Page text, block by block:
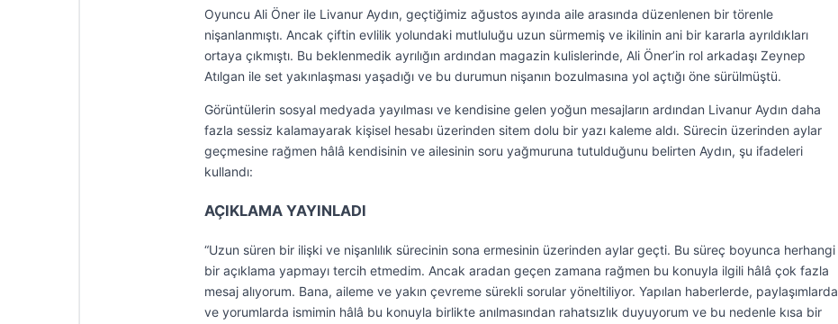
Oyuncu Ali Öner ile Livanur Aydın, geçtiğimiz ağustos ayında aile arasında düzenlenen bir törenle
nişanlanmıştı. Ancak çiftin evlilik yolundaki mutluluğu uzun sürmemiş ve ikilinin ani bir kararla ayrıldıkları
ortaya çıkmıştı. Bu beklenmedik ayrılığın ardından magazin kulislerinde, Ali Öner’in rol arkadaşı Zeynep
Atılgan ile set yakınlaşması yaşadığı ve bu durumun nişanın bozulmasına yol açtığı öne sürülmüştü.
Görüntülerin sosyal medyada yayılması ve kendisine gelen yoğun mesajların ardından Livanur Aydın daha
fazla sessiz kalamayarak kişisel hesabı üzerinden sitem dolu bir yazı kaleme aldı. Sürecin üzerinden aylar
geçmesine rağmen hâlâ kendisinin ve ailesinin soru yağmuruna tutulduğunu belirten Aydın, şu ifadeleri
kullandı:
AÇIKLAMA YAYINLADI
“Uzun süren bir ilişki ve nişanlılık sürecinin sona ermesinin üzerinden aylar geçti. Bu süreç boyunca herhangi
bir açıklama yapmayı tercih etmedim. Ancak aradan geçen zamana rağmen bu konuyla ilgili hâlâ çok fazla
mesaj alıyorum. Bana, aileme ve yakın çevreme sürekli sorular yöneltiliyor. Yapılan haberlerde, paylaşımlarda
ve yorumlarda ismimin hâlâ bu konuyla birlikte anılmasından rahatsızlık duyuyorum ve bu nedenle kısa bir